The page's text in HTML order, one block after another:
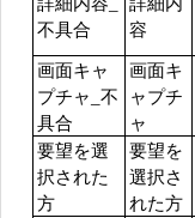
不具合
容
画面キャ
プチャ_不
具合
画面キ
ャプチ
ャ
要望を選
択された
方
要望を
選択さ
れた方